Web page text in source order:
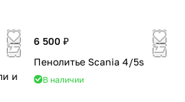
и
6 500 ₽
Пенолитье Scania 4/5s
В наличии